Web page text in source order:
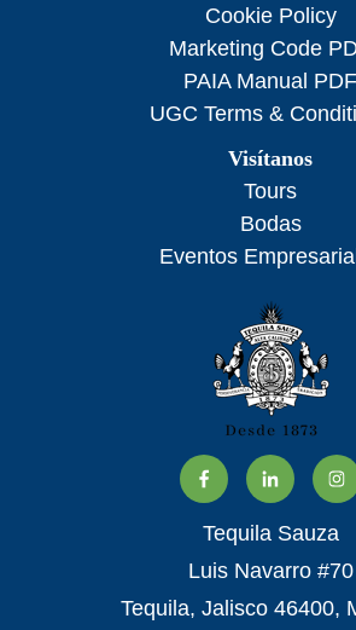
Tequila Sauza
Luis Navarro #70
Tequila, Jalisco 46400,
Cookie Policy
Marketing Code
PAIA Manual PDF
UGC Terms &
Visítanos
Tours
Bodas
Eventos